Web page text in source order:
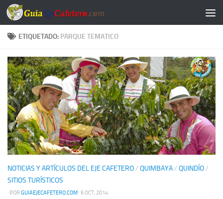
Saltar al contenido
ETIQUETADO: PARQUE TEMATICO
NOTICIAS Y ARTÍCULOS DEL EJE CAFETERO/ QUIMBAYA/ QUINDÍO/
SITIOS TURÍSTICOS
· POR GUIAEJECAFETERO.COM · 6 OCT, 2014